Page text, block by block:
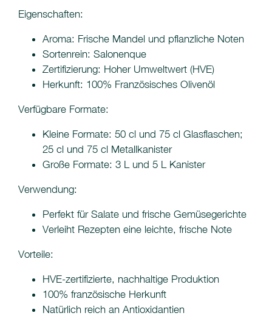
Eigenschaften:
Aroma: Frische Mandel und pflanzliche Noten
Sortenrein: Salonenque
Zertifizierung: Hoher Umweltwert (HVE)
Herkunft: 100% Französisches Olivenöl
Verfügbare Formate:
Kleine Formate: 50 cl und 75 cl Glasflaschen;
25 cl und 75 cl Metallkanister
Große Formate: 3 L und 5 L Kanister
Verwendung:
Perfekt für Salate und frische Gemüsegerichte
Verleiht Rezepten eine leichte, frische Note
Vorteile:
HVE-zertifizierte, nachhaltige Produktion
100% französische Herkunft
Natürlich reich an Antioxidantien